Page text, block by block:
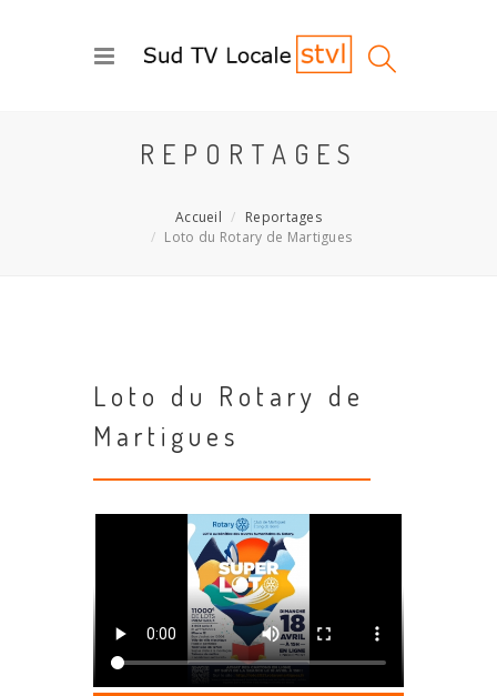
REPORTAGES
Accueil
Reportages
Loto du Rotary de Martigues
Loto du Rotary de
Martigues